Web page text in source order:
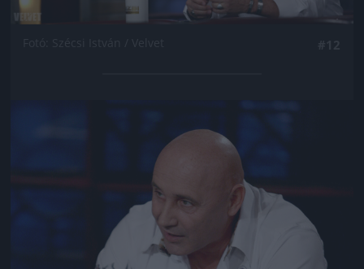
Jön még kép!